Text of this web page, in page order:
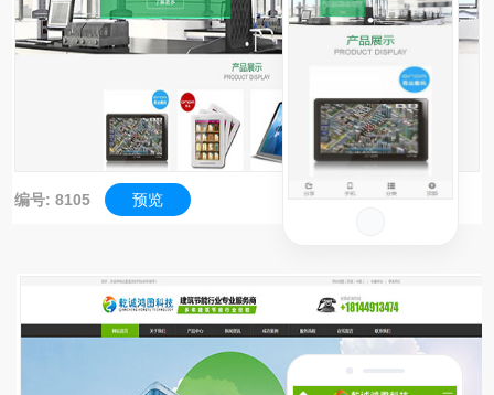
编号: 8105 预览